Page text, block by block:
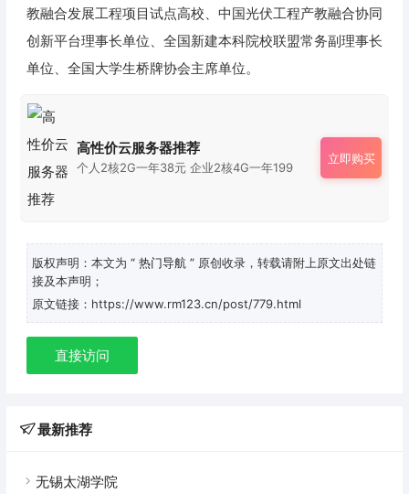
教融合发展工程项目试点高校、中国光伏工程产教融合协同
创新平台理事长单位、全国新建本科院校联盟常务副理事长
单位、全国大学生桥牌协会主席单位。
高性价云服务器推荐
个人2核2G一年38元 企业2核4G一年199
立即购买
版权声明：本文为 “ 热门导航 ” 原创收录，转载请附上原文出处链
接及本声明；
原文链接：https://www.rm123.cn/post/779.html
直接访问
最新推荐
无锡太湖学院